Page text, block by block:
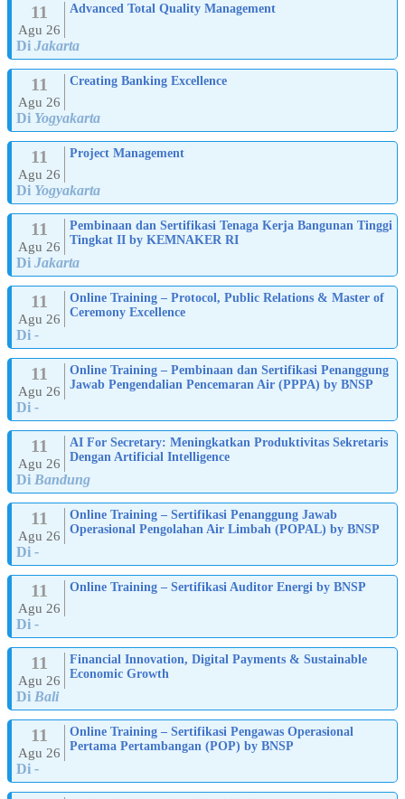
11
Agu 26
Advanced Total Quality Management
Di Jakarta
11
Agu 26
Creating Banking Excellence
Di Yogyakarta
11
Agu 26
Project Management
Di Yogyakarta
11
Agu 26
Pembinaan dan Sertifikasi Tenaga Kerja Bangunan Tinggi
Tingkat II by KEMNAKER RI
Di Jakarta
11
Agu 26
Online Training – Protocol, Public Relations & Master of
Ceremony Excellence
Di -
11
Agu 26
Online Training – Pembinaan dan Sertifikasi Penanggung
Jawab Pengendalian Pencemaran Air (PPPA) by BNSP
Di -
11
Agu 26
AI For Secretary: Meningkatkan Produktivitas Sekretaris
Dengan Artificial Intelligence
Di Bandung
11
Agu 26
Online Training – Sertifikasi Penanggung Jawab
Operasional Pengolahan Air Limbah (POPAL) by BNSP
Di -
11
Agu 26
Online Training – Sertifikasi Auditor Energi by BNSP
Di -
11
Agu 26
Financial Innovation, Digital Payments & Sustainable
Economic Growth
Di Bali
11
Agu 26
Online Training – Sertifikasi Pengawas Operasional
Pertama Pertambangan (POP) by BNSP
Di -